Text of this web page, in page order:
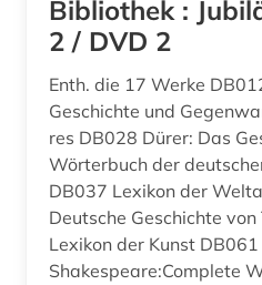
bibliothek (3)
bibliotheken (1)
bibliothekswesen (1)
Rumänien (5)
Schweiz (8)
Slowakei (1)
Bibliothek :
2 / DVD 2
Enth. die 17 Werke DB012 Die Religion in
Geschichte und
res DB028 Dürer: Das
Wörterbuch der
DB037 Lexikon der
Deutsche Geschichte
Lexikon der Kunst DB061
Shakespeare:Complete